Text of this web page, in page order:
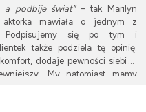
a podbije świat”– tak Marilyn
aktorka mawiała o jednym z
Podpisujemy się po tym i
także podziela tę opinię.
dodaje pewności siebie i
My natomiast mamy